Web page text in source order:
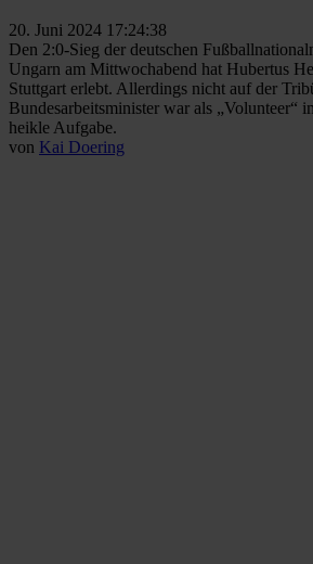
20. Juni 2024 17:24:38
Den 2:0-Sieg der deutschen
Ungarn am Mittwochabend hat Hubertus
Stuttgart erlebt. Allerdings nicht auf der
Bundesarbeitsminister war als „Volunteer“
heikle Aufgabe.
von Kai Doering